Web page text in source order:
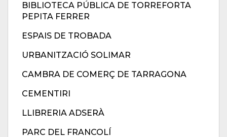
BIBLIOTECA PÚBLICA DE TORREFORTA
PEPITA FERRER
ESPAIS DE TROBADA
URBANITZACIÓ SOLIMAR
CAMBRA DE COMERÇ DE TARRAGONA
CEMENTIRI
LLIBRERIA ADSERÀ
PARC DEL FRANCOLÍ